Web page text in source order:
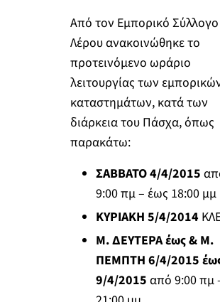
Από τον Εμπορικό Σύλλογο
Λέρου ανακοινώθηκε το
προτεινόμενο ωράριο
λειτουργίας των
καταστημάτων, κατά των
διάρκεια του Πάσχα, όπως
παρακάτω:
ΣΑΒΒΑΤΟ 4/4/2015
9:00 πμ – έως 18:00 μμ
ΚΥΡΙΑΚΗ 5/4/2014
Μ. ΔΕΥΤΕΡΑ έως & Μ.
ΠΕΜΠΤΗ 6/4/2015
9/4/2015 από 9:00 πμ